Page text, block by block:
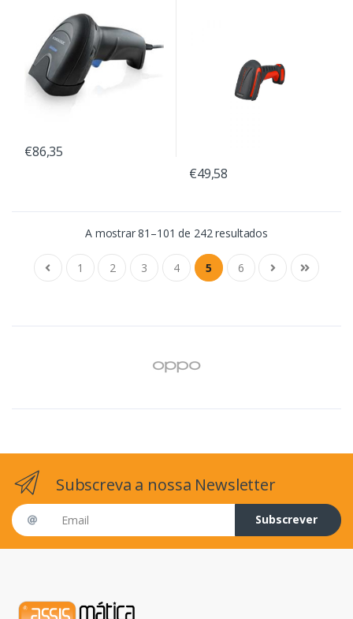
€86,35
€49,58
A mostrar 81–101 de 242 resultados
1 2 3 4 5 6
Subscreva a nossa Newsletter
Email address
Subscrever